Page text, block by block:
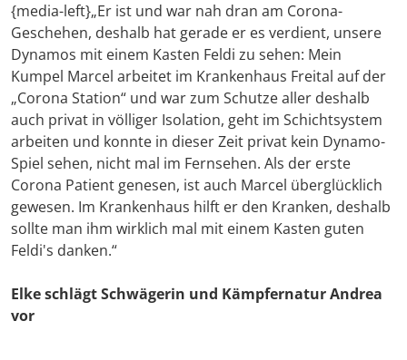
{media-left}„Er ist und war nah dran am Corona-
Geschehen, deshalb hat gerade er es verdient, unsere
Dynamos mit einem Kasten Feldi zu sehen: Mein
Kumpel Marcel arbeitet im Krankenhaus Freital auf der
„Corona Station“ und war zum Schutze aller deshalb
auch privat in völliger Isolation, geht im Schichtsystem
arbeiten und konnte in dieser Zeit privat kein Dynamo-
Spiel sehen, nicht mal im Fernsehen. Als der erste
Corona Patient genesen, ist auch Marcel überglücklich
gewesen. Im Krankenhaus hilft er den Kranken, deshalb
sollte man ihm wirklich mal mit einem Kasten guten
Feldi's danken.“
Elke schlägt Schwägerin und Kämpfernatur Andrea
vor